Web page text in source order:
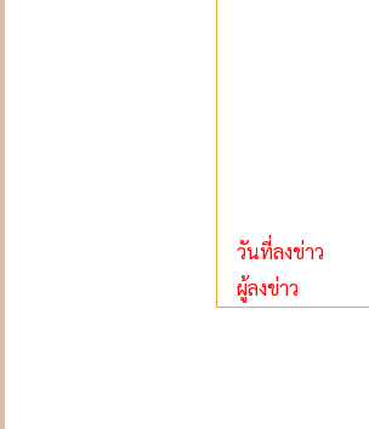
วันที่ลงข่าว
ผู้ลงข่าว